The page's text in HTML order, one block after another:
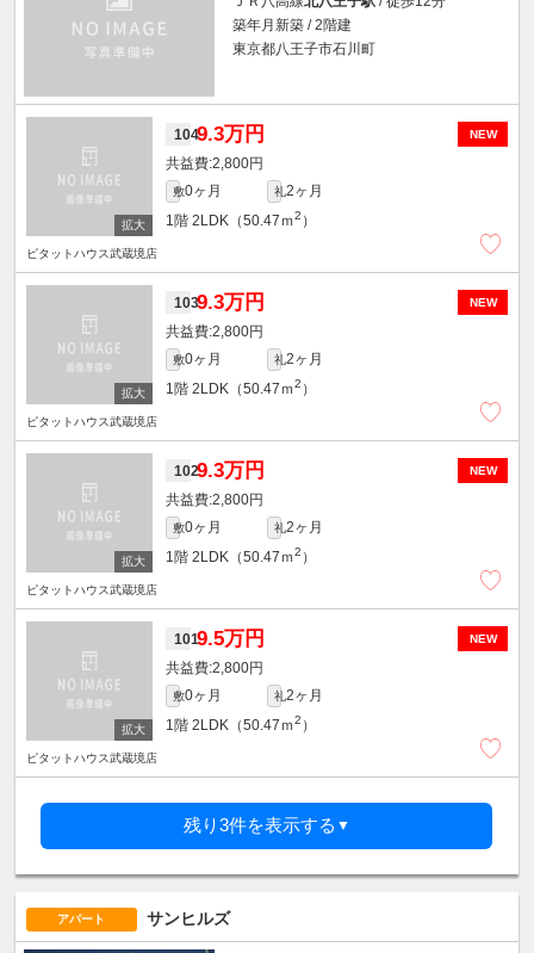
築年月新築 / 2階建
東京都八王子市石川町
NEW
1049.3万円
2,800円
敷0ヶ月 礼2ヶ月
1階 2LDK（50.47ｍ2 ）
ピタットハウス武蔵境店
NEW
1039.3万円
2,800円
敷0ヶ月 礼2ヶ月
1階 2LDK（50.47ｍ2 ）
ピタットハウス武蔵境店
NEW
1029.3万円
2,800円
敷0ヶ月 礼2ヶ月
1階 2LDK（50.47ｍ2 ）
ピタットハウス武蔵境店
NEW
1019.5万円
2,800円
敷0ヶ月 礼2ヶ月
1階 2LDK（50.47ｍ2 ）
ピタットハウス武蔵境店
残り3件を表示する ▼
アパート サンヒルズ